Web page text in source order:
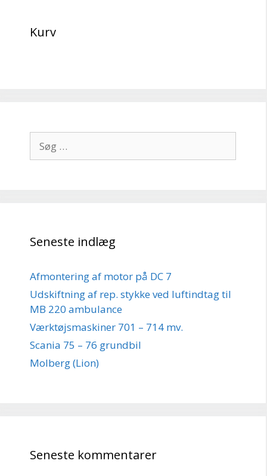
Kurv
efter:
Seneste indlæg
Afmontering af motor på DC 7
Udskiftning af rep. stykke ved luftindtag til
MB 220 ambulance
Værktøjsmaskiner 701 – 714 mv.
Scania 75 – 76 grundbil
Molberg (Lion)
Seneste kommentarer